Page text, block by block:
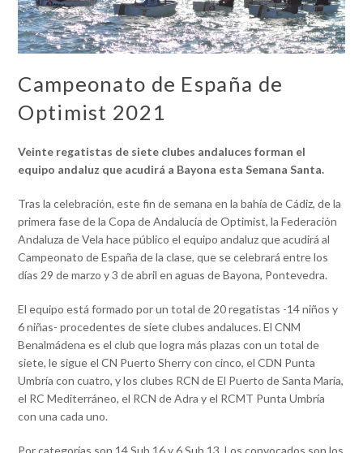
Campeonato de España de
Optimist 2021
Veinte regatistas de siete clubes andaluces forman el
equipo andaluz que acudirá a Bayona esta Semana Santa.
Tras la celebración, este fin de semana en la bahía de Cádiz, de la
primera fase de la Copa de Andalucía de Optimist, la Federación
Andaluza de Vela hace público el equipo andaluz que acudirá al
Campeonato de España de la clase, que se celebrará entre los
días 29 de marzo y 3 de abril en aguas de Bayona, Pontevedra.
El equipo está formado por un total de 20 regatistas -14 niños y
6 niñas- procedentes de siete clubes andaluces. El CNM
Benalmádena es el club que logra más plazas con un total de
siete, le sigue el CN Puerto Sherry con cinco, el CDN Punta
Umbría con cuatro, y los clubes RCN de El Puerto de Santa María,
el RC Mediterráneo, el RCN de Adra y el RCMT Punta Umbría
con una cada uno.
Por categorías son 14 Sub 16 y 6 Sub 13. Los convocados son los